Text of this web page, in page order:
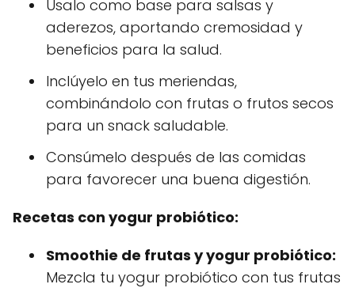
Úsalo como base para salsas y
aderezos, aportando cremosidad y
beneficios para la salud.
Inclúyelo en tus meriendas,
combinándolo con frutas o frutos secos
para un snack saludable.
Consúmelo después de las comidas
para favorecer una buena digestión.
Recetas con yogur probiótico:
Smoothie de frutas y yogur probiótico:
Mezcla tu yogur probiótico con tus frutas